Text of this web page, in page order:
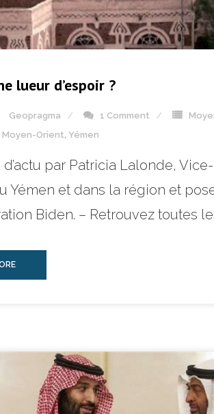
lueur d’espoir ?
Geopragma 1 Comment
Moyen-Orient Yémen
d’actu par Patricia Lalonde,
Yémen et dans la région et
Biden. – Retrouvez toutes